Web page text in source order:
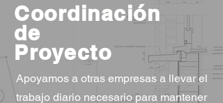
Coordinación
de
Proyecto
Apoyamos a otras empresas a llevar el
trabajo diario necesario para mantener